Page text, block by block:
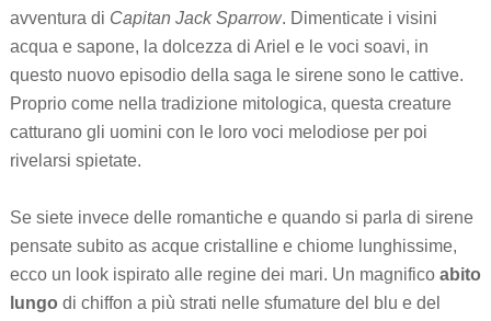
avventura di Capitan Jack Sparrow. Dimenticate i visini
acqua e sapone, la dolcezza di Ariel e le voci soavi, in
questo nuovo episodio della saga le sirene sono le cattive.
Proprio come nella tradizione mitologica, questa creature
catturano gli uomini con le loro voci melodiose per poi
rivelarsi spietate.
Se siete invece delle romantiche e quando si parla di sirene
pensate subito as acque cristalline e chiome lunghissime,
ecco un look ispirato alle regine dei mari. Un magnifico abito
lungo di chiffon a più strati nelle sfumature del blu e del